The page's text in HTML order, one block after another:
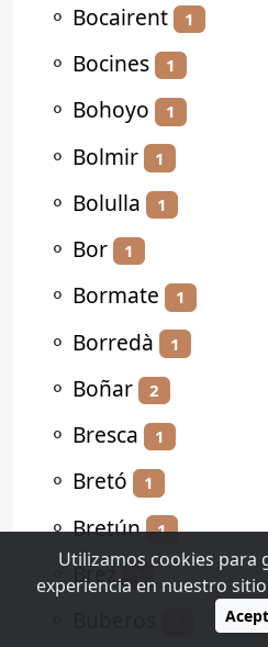
⚬ Bocairent 1
⚬ Bocines 1
⚬ Bohoyo 1
⚬ Bolmir 1
⚬ Bolulla 1
⚬ Bor 1
⚬ Bormate 1
⚬ Borredà 1
⚬ Boñar 2
⚬ Bresca 1
⚬ Bretó 1
⚬Bretún 1
⚬Brez
Utilizamos cookies para
experiencia en nuestro